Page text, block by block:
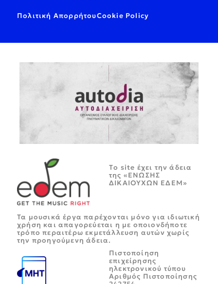
Πολιτική ΑπορρήτουCookie Policy
Tο site έχει την άδεια
της «ΕΝΩΣΗΣ
ΔΙΚΑΙΟΥΧΩΝ ΕΔΕΜ»
Τα μουσικά έργα παρέχονται μόνο για ιδιωτική
χρήση και απαγορεύεται η με οποιονδήποτε
τρόπο περαιτέρω εκμετάλλευση αυτών χωρίς
την προηγούμενη άδεια.
Πιστοποίηση
επιχείρησης
ηλεκτρονικού τύπου
Αριθμός Πιστοποίησης